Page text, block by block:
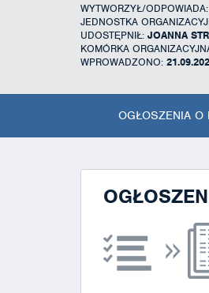
WYTWORZYŁ/ODPOWIADA:
JEDNOSTKA
UDOSTĘPNIŁ: JOANNA
KOMÓRKA
WPROWADZONO:
OGŁOSZENIA O